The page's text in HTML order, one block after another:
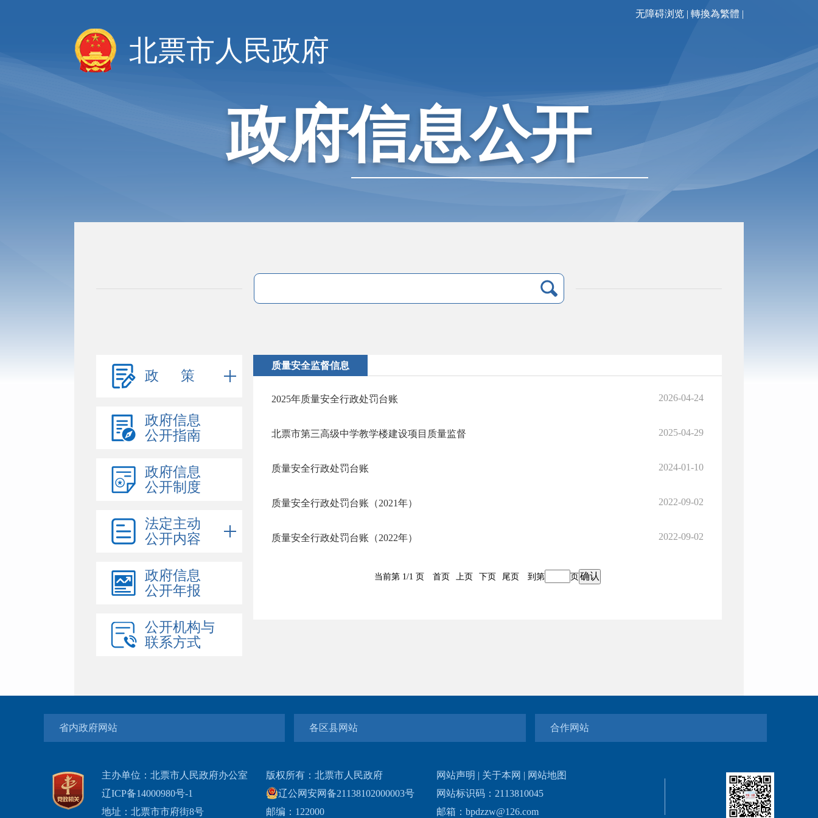
无障碍浏览 | 轉換為繁體 |
北票市人民政府
政府信息公开
政 策
政府信息
公开指南
政府信息
公开制度
法定主动
公开内容
政府信息
公开年报
公开机构与
联系方式
质量安全监督信息
2025年质量安全行政处罚台账 2026-04-24
北票市第三高级中学教学楼建设项目质量监督 2025-04-29
质量安全行政处罚台账 2024-01-10
质量安全行政处罚台账（2021年） 2022-09-02
质量安全行政处罚台账（2022年） 2022-09-02
当前第 1/1 页 首页 上页 下页 尾页 到第 页
省内政府网站 各区县网站 合作网站
主办单位：北票市人民政府办公室
辽ICP备14000980号-1
地址：北票市市府街8号
版权所有：北票市人民政府
辽公网安网备21138102000003号
邮编：122000
网站声明 | 关于本网 | 网站地图
网站标识码：2113810045
邮箱：bpdzzw@126.com